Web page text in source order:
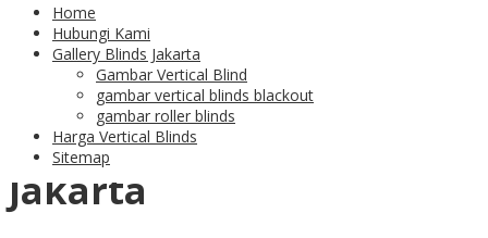
Home
Hubungi Kami
Gallery Blinds Jakarta
Gambar Vertical Blind
gambar vertical blinds blackout
gambar roller blinds
Harga Vertical Blinds
Sitemap
Harga Gorden Jendela
Kantoruntuk Daerah
Jakarta